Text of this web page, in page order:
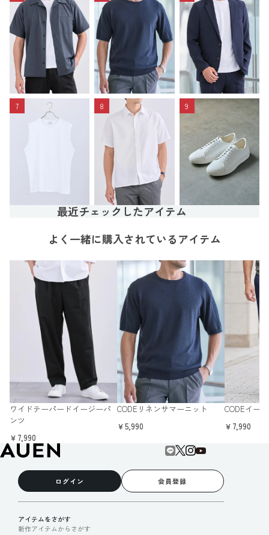
7 8 9
最近チェックしたアイテム
よく一緒に購入されているアイテム
ワイドテーパードイージーパ
ンツ
￥7,990
CODEリネンサマーニット
￥5,990
CODEイー
￥7,990
ログイン 会員登録
アイテムをさがす
新作アイテムからさがす